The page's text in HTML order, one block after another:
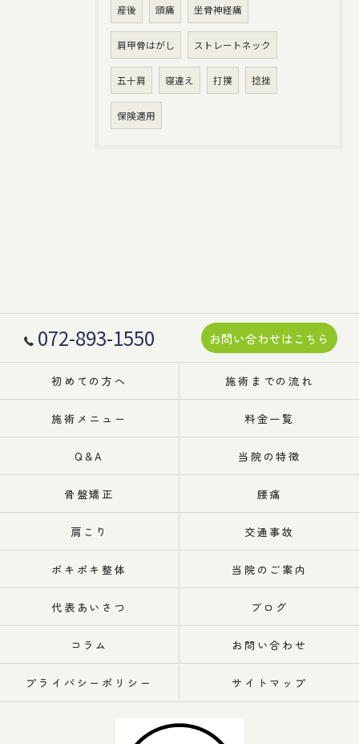
産後 頭痛 坐骨神経痛
肩甲骨はがし ストレートネック
五十肩 寝違え 打撲 捻挫
保険適用
072-893-1550 お問い合わせはこちら
初めての方へ 施術までの流れ
施術メニュー 料金一覧
Q&A 当院の特徴
骨盤矯正 腰痛
肩こり 交通事故
ポキポキ整体 当院のご案内
代表あいさつ ブログ
コラム お問い合わせ
プライバシーポリシー サイトマップ